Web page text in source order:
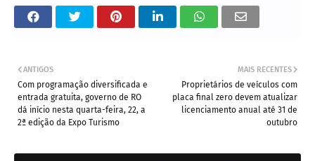
MAIS RECENTES
Proprietários de veículos com
placa final zero devem atualizar
licenciamento anual até 31 de
outubro
ANTIGOS
Com programação diversificada e
entrada gratuita, governo de RO
dá início nesta quarta-feira, 22, a
2ª edição da Expo Turismo